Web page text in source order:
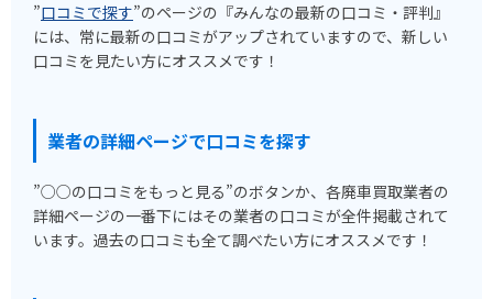
”口コミで探す”のページの『みんなの最新の口コミ・評判』
には、常に最新の口コミがアップされていますので、新しい
口コミを見たい方にオススメです！
業者の詳細ページで口コミを探す
”○○の口コミをもっと見る”のボタンか、各廃車買取業者の
詳細ページの一番下にはその業者の口コミが全件掲載されて
います。過去の口コミも全て調べたい方にオススメです！